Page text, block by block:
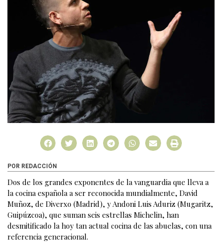
POR REDACCIÓN
Dos de los grandes exponentes de la vanguardia que lleva a
la cocina española a ser reconocida mundialmente, David
Muñoz, de Diverxo (Madrid), y Andoni Luis Aduriz (Mugaritz,
Guipúzcoa), que suman seis estrellas Michelin, han
desmitificado la hoy tan actual cocina de las abuelas, con una
referencia generacional.